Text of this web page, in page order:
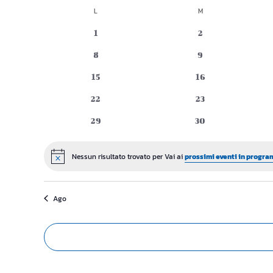
Calendario
L MMARTEDÌ
0
1
0
2
0
8
0
9
0
15
0
16
0
22
0
23
0
29
0
30
Notice Nessun risultato trovato per Vai aiprossimi eventi in
Ago